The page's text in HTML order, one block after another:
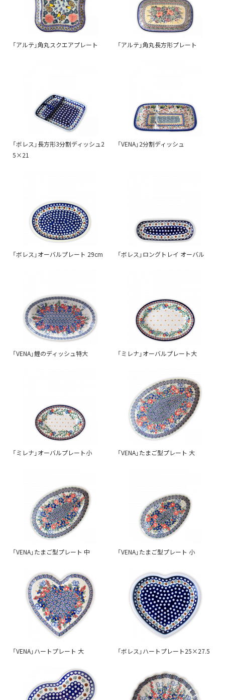
「アルテ」角丸スクエアプレート 「アルテ」角丸長方形プレート
「ボレス」長方形3分割ディッシュ2
5×21
「VENA」2分割ディッシュ
「ボレス」オーバルプレート 29cm 「ボレス」ロングトレイ オーバル
「VENA」鯉のディッシュ特大 「ミレナ」オーバルプレート大
「ミレナ」オーバルプレート小 「VENA」たまご型プレート 大
「VENA」たまご型プレート 中 「VENA」たまご型プレート 小
「VENA」ハートプレート 大 「ボレス」ハートプレート25×27.5